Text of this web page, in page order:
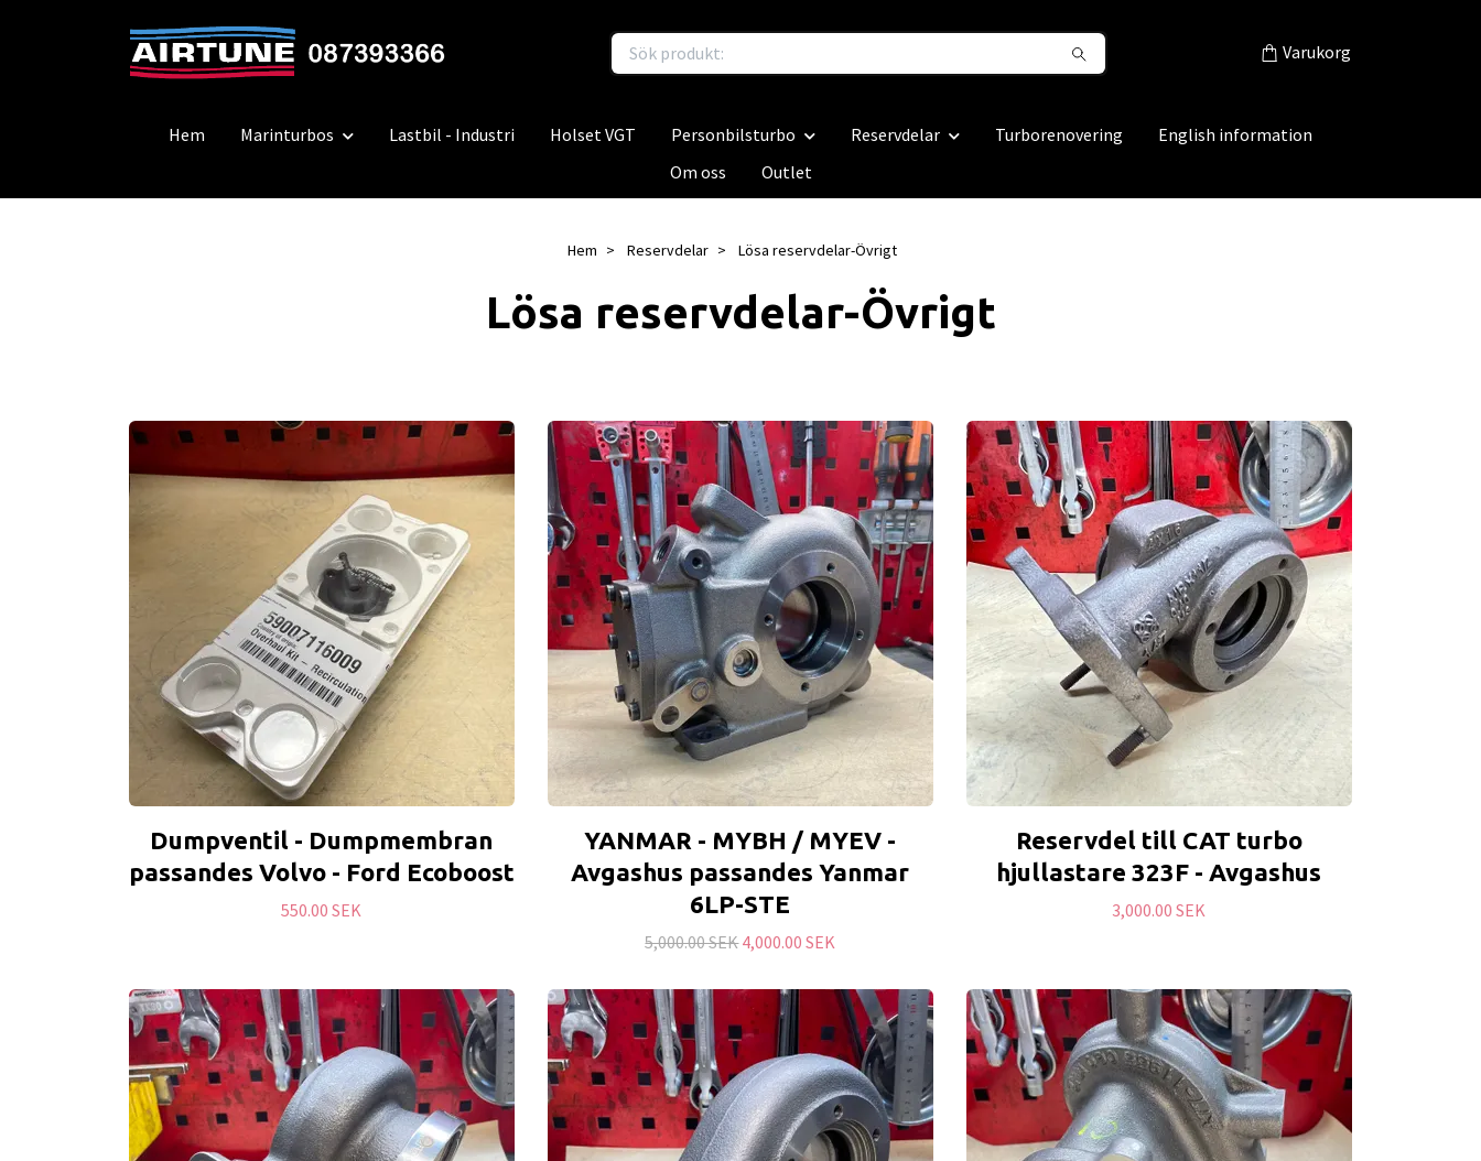
Varukorg
Hem Marinturbos Lastbil - Industri Holset VGT Personbilsturbo Reservdelar Turborenovering
English information
Om oss
Outlet
Hem Reservdelar Lösa reservdelar-Övrigt
Lösa reservdelar-Övrigt
Dumpventil - Dumpmembran
passandes Volvo - Ford Ecoboost
550.00 SEK
YANMAR - MYBH / MYEV -
Avgashus passandes Yanmar
6LP-STE
5,000.00 SEK4,000.00 SEK
Reservdel till CAT turbo
hjullastare 323F - Avgashus
3,000.00 SEK